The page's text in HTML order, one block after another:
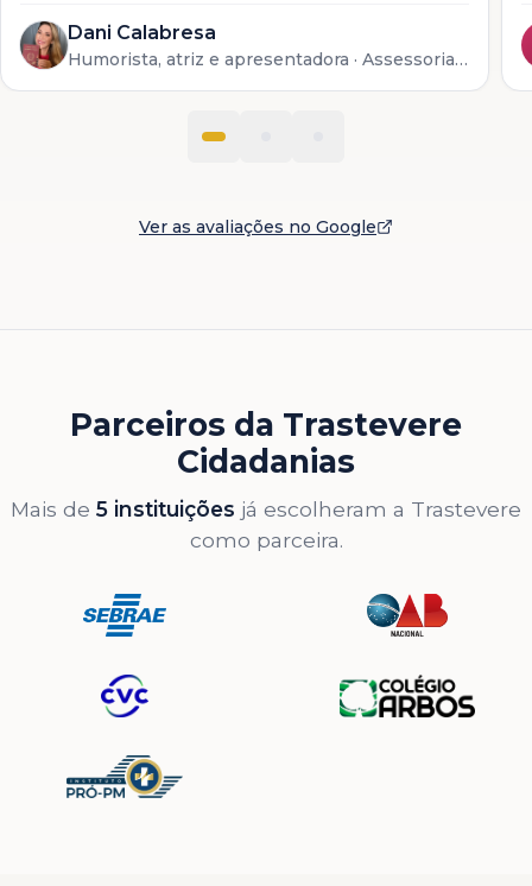
Dani Calabresa
Humorista, atriz e apresentadora · Assessoria documental
Ver as avaliações no Google
Parceiros da Trastevere
Cidadanias
Mais de 5 instituições já escolheram a Trastevere
como parceira.